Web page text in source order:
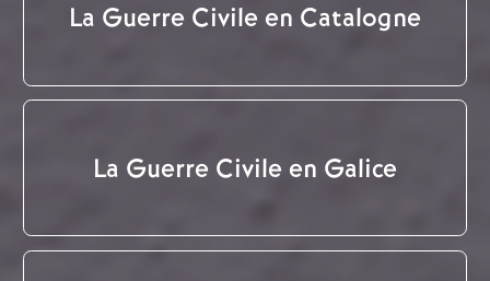
La Guerre Civile en Catalogne
La Guerre Civile en Galice